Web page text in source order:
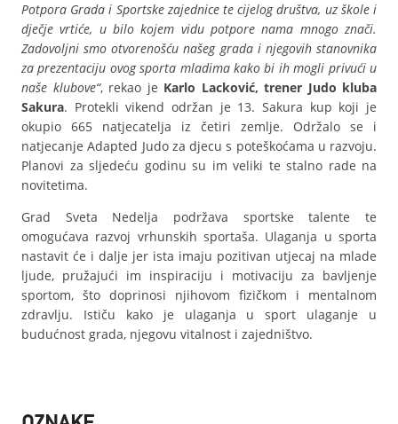
Potpora Grada i Sportske zajednice te cijelog društva, uz škole i
dječje vrtiće, u bilo kojem vidu potpore nama mnogo znači.
Zadovoljni smo otvorenošću našeg grada i njegovih stanovnika
za prezentaciju ovog sporta mladima kako bi ih mogli privući u
naše klubove“, rekao je Karlo Lacković, trener Judo kluba
Sakura. Protekli vikend održan je 13. Sakura kup koji je
okupio 665 natjecatelja iz četiri zemlje. Održalo se i
natjecanje Adapted Judo za djecu s poteškoćama u razvoju.
Planovi za sljedeću godinu su im veliki te stalno rade na
novitetima.
Grad Sveta Nedelja podržava sportske talente te
omogućava razvoj vrhunskih sportaša. Ulaganja u sporta
nastavit će i dalje jer ista imaju pozitivan utjecaj na mlade
ljude, pružajući im inspiraciju i motivaciju za bavljenje
sportom, što doprinosi njihovom fizičkom i mentalnom
zdravlju. Ističu kako je ulaganja u sport ulaganje u
budućnost grada, njegovu vitalnost i zajedništvo.